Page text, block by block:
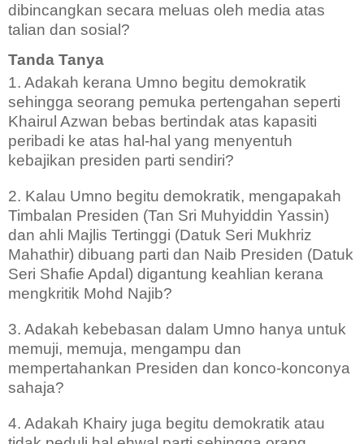
dibincangkan secara meluas oleh media atas
talian dan sosial?
Tanda Tanya
1. Adakah kerana Umno begitu demokratik
sehingga seorang pemuka pertengahan seperti
Khairul Azwan bebas bertindak atas kapasiti
peribadi ke atas hal-hal yang menyentuh
kebajikan presiden parti sendiri?
2. Kalau Umno begitu demokratik, mengapakah
Timbalan Presiden (Tan Sri Muhyiddin Yassin)
dan ahli Majlis Tertinggi (Datuk Seri Mukhriz
Mahathir) dibuang parti dan Naib Presiden (Datuk
Seri Shafie Apdal) digantung keahlian kerana
mengkritik Mohd Najib?
3. Adakah kebebasan dalam Umno hanya untuk
memuji, memuja, mengampu dan
mempertahankan Presiden dan konco-konconya
sahaja?
4. Adakah Khairy juga begitu demokratik atau